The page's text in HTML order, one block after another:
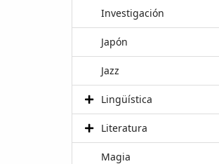
Investigación
Japón
Jazz
Lingüística
Literatura
Magia